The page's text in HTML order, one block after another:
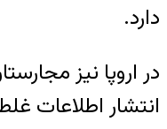
دارد.
انتشار اطلاعات